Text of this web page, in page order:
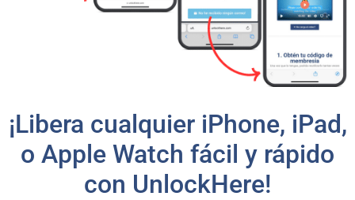
¡Libera cualquier iPhone, iPad,
o Apple Watch fácil y rápido
con UnlockHere!